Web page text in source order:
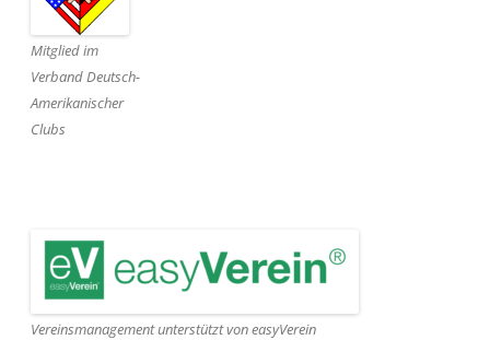
Mitglied im
Verband Deutsch-
Amerikanischer
Clubs
Vereinsmanagement unterstützt von easyVerein